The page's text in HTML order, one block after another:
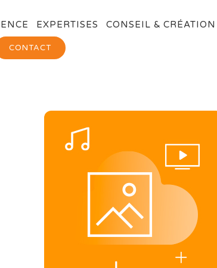
EXPERTISES CONSEIL & CRÉATION
CONTACT